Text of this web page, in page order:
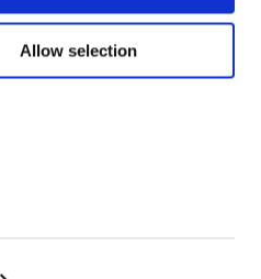
Allow selection